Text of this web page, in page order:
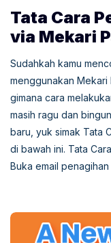
Tata Cara
via Mekari
Sudahkah kamu
menggunakan Mekari
gimana cara
masih ragu dan
baru, yuk simak Tata
di bawah ini. Tata
Buka email